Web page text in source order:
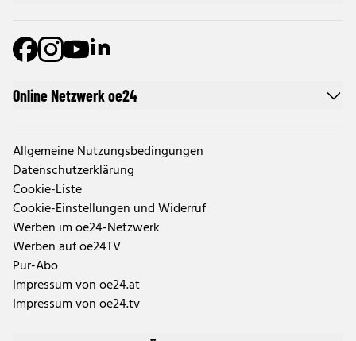
Online Netzwerk oe24
Allgemeine Nutzungsbedingungen
Datenschutzerklärung
Cookie-Liste
Cookie-Einstellungen und Widerruf
Werben im oe24-Netzwerk
Werben auf oe24TV
Pur-Abo
Impressum von oe24.at
Impressum von oe24.tv